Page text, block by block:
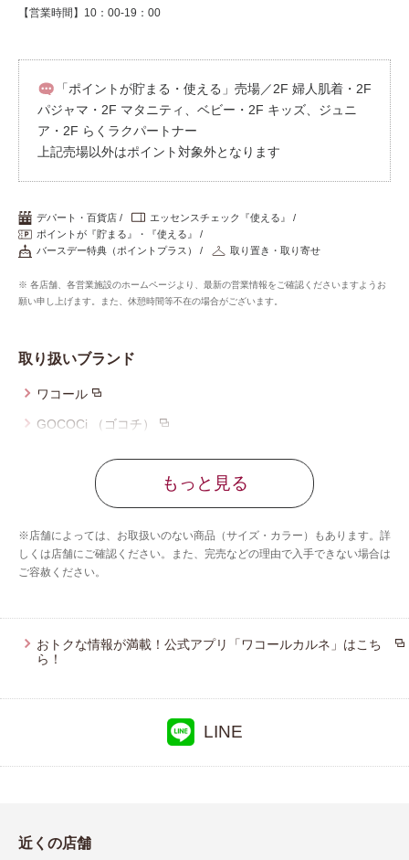
【営業時間】10：00-19：00
「ポイントが貯まる・使える」売場／2F 婦人肌着・2F
パジャマ・2F マタニティ、ベビー・2F キッズ、ジュニ
ア・2F らくラクパートナー
上記売場以外はポイント対象外となります
デパート・百貨店
エッセンスチェック『使える』
ポイントが『貯まる』・『使える』
バースデー特典（ポイントプラス）
取り置き・取り寄せ
※ 各店舗、各営業施設のホームページより、最新の営業情報をご確認くださいますようお
願い申し上げます。また、休憩時間等不在の場合がございます。
取り扱いブランド
ワコール
GOCOCi （ゴコチ）
ワコール_マタニティ
ワコール_ジュニア
ワコール／睡眠科学
ワコール_カルソン
ハンロ
ワコール／らくラクパートナー
もっと見る
※店舗によっては、お取扱いのない商品（サイズ・カラー）もあります。詳
しくは店舗にご確認ください。また、完売などの理由で入手できない場合は
ご容赦ください。
おトクな情報が満載！公式アプリ「ワコールカルネ」はこち
ら！
LINE
近くの店舗